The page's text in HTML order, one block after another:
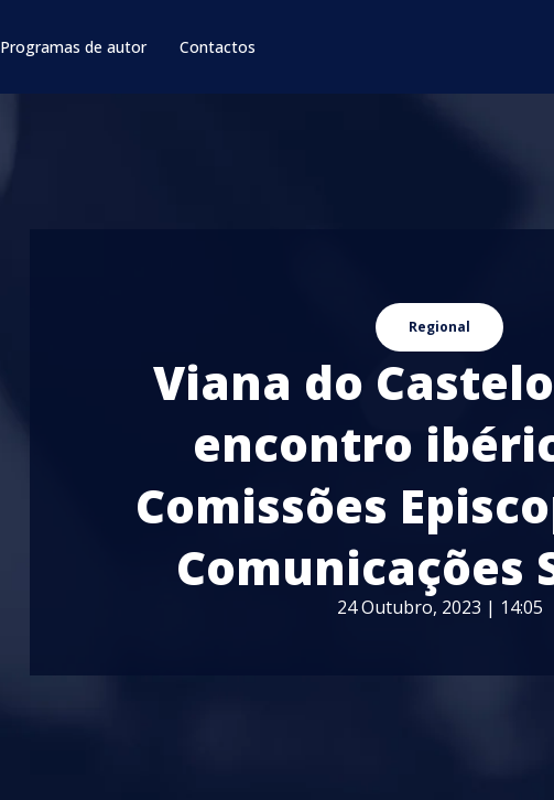
Programas de autor Contactos
Regional
Viana do
encontro
Comissões
Comunicações
24 Outubro, 2023 | 14:05